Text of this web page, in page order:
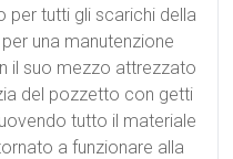
per tutti gli scarichi della
una manutenzione
il suo mezzo attrezzato
del pozzetto con getti
tutto il materiale
a funzionare alla